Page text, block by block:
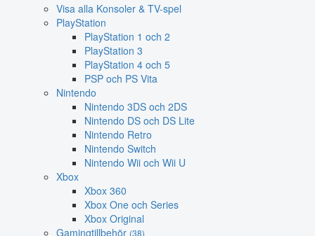
Visa alla Konsoler & TV-spel
PlayStation
PlayStation 1 och 2
PlayStation 3
PlayStation 4 och 5
PSP och PS Vita
Nintendo
Nintendo 3DS och 2DS
Nintendo DS och DS Lite
Nintendo Retro
Nintendo Switch
Nintendo Wii och Wii U
Xbox
Xbox 360
Xbox One och Series
Xbox Original
Gamingtillbehör (38)